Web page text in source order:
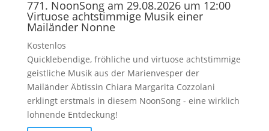
771. NoonSong am 29.08.2026 um 12:00
Virtuose achtstimmige Musik einer
Mailänder Nonne
Kostenlos
Quicklebendige, fröhliche und virtuose achtstimmige
geistliche Musik aus der Marienvesper der
Mailänder Äbtissin Chiara Margarita Cozzolani
erklingt erstmals in diesem NoonSong - eine wirklich
lohnende Entdeckung!